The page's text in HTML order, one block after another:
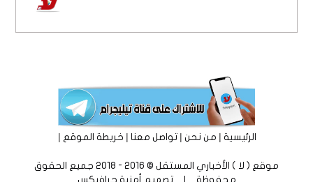
الرئيسية|من نحن|تواصل معنا|خريطة الموقع |
موقع ( لا ) الأخباري المستقل © 2016 - 2018 جميع الحقوق
محفوظة | تصميم
أمنية جرافيكس